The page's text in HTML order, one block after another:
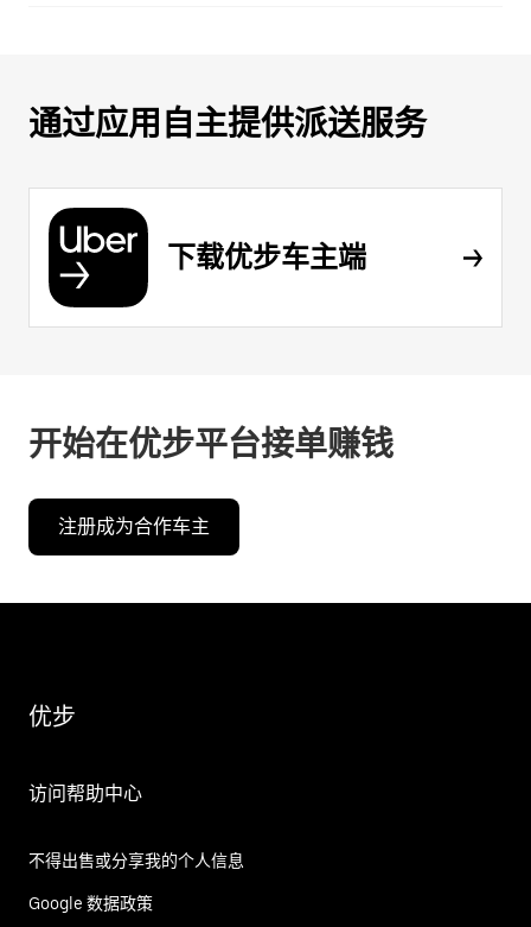
通过应用自主提供派送服务
下载优步车主端
开始在优步平台接单赚钱
注册成为合作车主
优步
访问帮助中心
不得出售或分享我的个人信息
Google 数据政策